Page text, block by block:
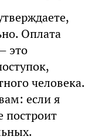
Оплата
это
человека.
если я
построит